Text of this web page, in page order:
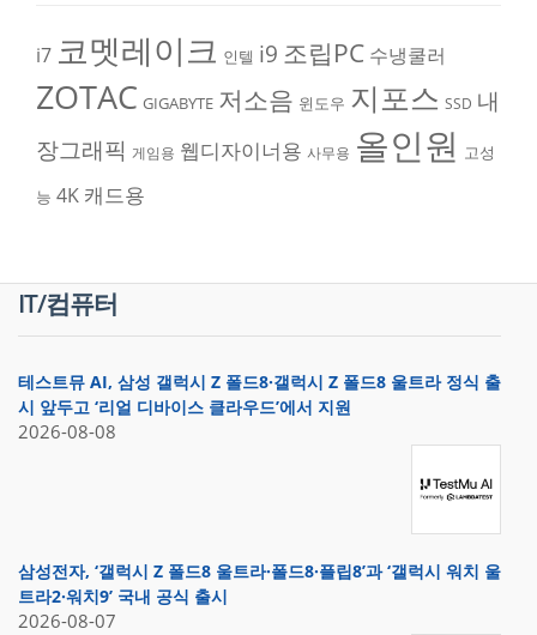
i7 코멧레이크 인텔 i9 조립PC 수냉쿨러
ZOTAC GIGABYTE 저소음 윈도우 지포스 SSD 내
장그래픽 게임용 웹디자이너용 사무용 올인원 고성
능 4K 캐드용
IT/컴퓨터
테스트뮤 AI, 삼성 갤럭시 Z 폴드8·갤럭시 Z 폴드8 울트라 정식 출
시 앞두고 ‘리얼 디바이스 클라우드’에서 지원
2026-08-08
삼성전자, ‘갤럭시 Z 폴드8 울트라·폴드8·플립8’과 ‘갤럭시 워치 울
트라2·워치9’ 국내 공식 출시
2026-08-07